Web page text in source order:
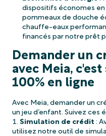
dispositifs économes
pommeaux de douche
chauffe-eaux
financés par notre prêt
Demander un
avec Meia,
100% en ligne
Avec Meia, demander un
un jeu d’enfant. Suivez ces
Simulation de crédit :
utilisez notre outil de